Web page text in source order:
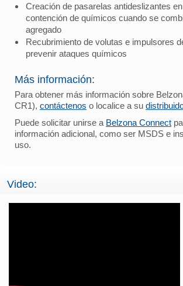
Creación de pasarelas antideslizantes
contención de químicos cuando se
agregado
Recubrimiento de volutas e impulsores
prevenir ataques químicos
Más información:
Para obtener más información sobre
CR1), contáctenos o localice a su
Puede solicitar unirse a Belzona Connect
información adicional, como ser MSDS e
uso.
Video: